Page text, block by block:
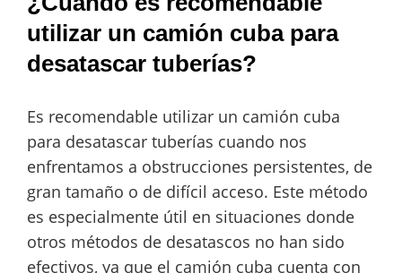
utilizar un camión cuba para
desatascar tuberías?
Es recomendable utilizar un camión cuba
para desatascar tuberías cuando nos
enfrentamos a obstrucciones persistentes, de
gran tamaño o de difícil acceso. Este método
es especialmente útil en situaciones donde
otros métodos de desatascos no han sido
efectivos, ya que el camión cuba cuenta con